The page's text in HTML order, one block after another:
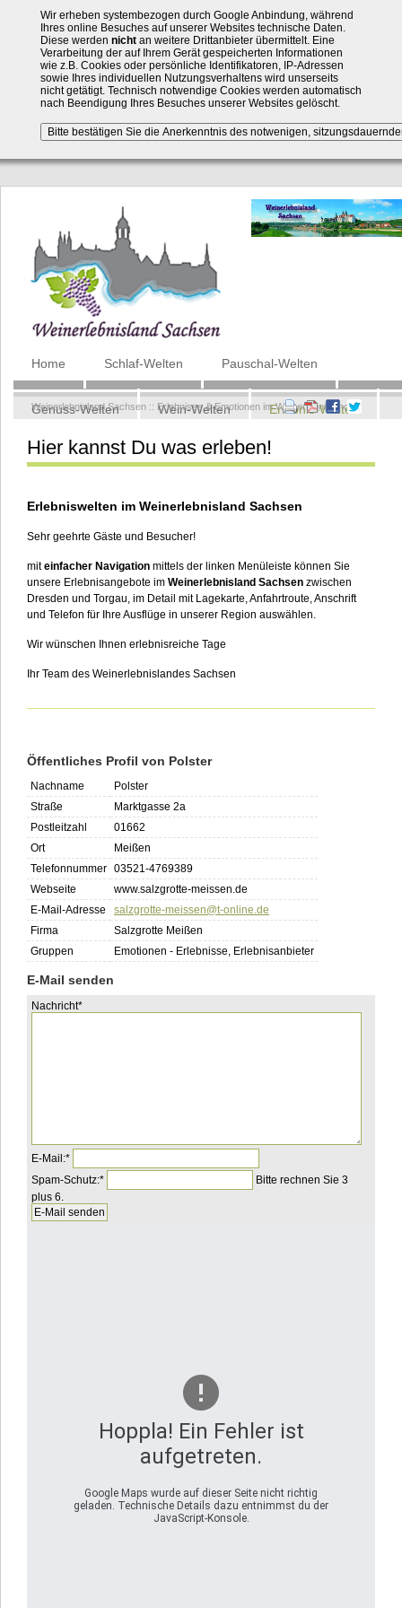
Wir erheben systembezogen durch Google Anbindung, während
Ihres online Besuches auf unserer Websites technische Daten.
Diese werden nichtan weitere Drittanbieter übermittelt. Eine
Verarbeitung der auf Ihrem Gerät gespeicherten Informationen
wie z.B. Cookies oder persönliche Identifikatoren, IP-Adressen
sowie Ihres individuellen Nutzungsverhaltens wird unserseits
nicht getätigt. Technisch notwendige Cookies werden automatisch
nach Beendigung Ihres Besuches unserer Websites gelöscht.
Navigation
Home Schlaf-Welten Pauschal-Welten
Genuss-Welten Wein-Welten Erlebnis-Welten
Kontakt
Weinerlebnisland Sachsen :: Erlebnisse & Emotionen im Weinerlebnisland
Hier kannst Du was erleben!
Erlebniswelten im Weinerlebnisland Sachsen
Sehr geehrte Gäste und Besucher!
miteinfacher Navigation mittels der linken Menüleiste können Sie
unsere Erlebnisangebote im Weinerlebnisland Sachsen zwischen
Dresden und Torgau, im Detail mit Lagekarte, Anfahrtroute, Anschrift
und Telefon für Ihre Ausflüge in unserer Region auswählen.
Wir wünschen Ihnen erlebnisreiche Tage
Ihr Team des Weinerlebnislandes Sachsen
Öffentliches Profil von Polster
Nachname
Polster
Straße
Marktgasse 2a
Postleitzahl
01662
Ort
Meißen
Telefonnummer 03521-4769389
Webseite
www.salzgrotte-meissen.de
E-Mail-Adresse
salzgrotte-meissen@t-online.de
Firma
Salzgrotte Meißen
Gruppen
Emotionen - Erlebnisse, Erlebnisanbieter
E-Mail senden
Pflichtfeld
Nachricht*
Pflichtfeld
E-Mail:*
Pflichtfeld
Spam-Schutz:*Bitte
rechnen
4
plus
Bitte rechnen Sie 3
plus 6.
Hoppla! Ein Fehler ist
aufgetreten.
Google Maps wurde auf dieser Seite nicht richtig
geladen. Technische Details dazu entnimmst du der
JavaScript-Konsole.